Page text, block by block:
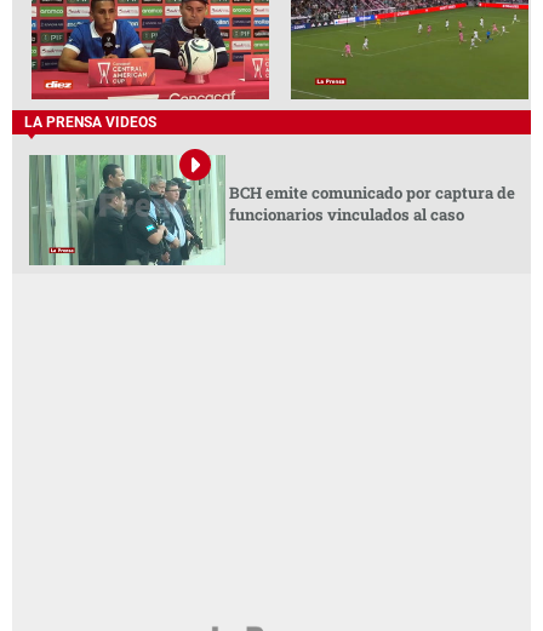
LA PRENSA VIDEOS
BCH emite comunicado por captura de
funcionarios vinculados al caso